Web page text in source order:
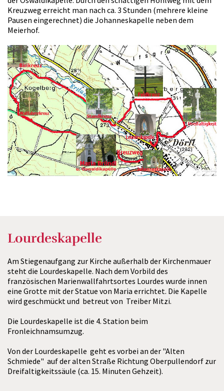
Kreuzweg erreicht man nach ca. 3 Stunden (mehrere kleine
Pausen eingerechnet) die Johanneskapelle neben dem
Meierhof.
Lourdeskapelle
Am Stiegenaufgang zur Kirche außerhalb der Kirchenmauer
steht die Lourdeskapelle. Nach dem Vorbild des
französischen Marienwallfahrtsortes Lourdes wurde innen
eine Grotte mit der Statue von Maria errichtet. Die Kapelle
wird geschmückt und betreut von Treiber Mitzi.
Die Lourdeskapelle ist die 4. Station beim
Fronleichnamsumzug.
Von der Lourdeskapelle geht es vorbei an der "Alten
Schmiede" auf der alten Straße Richtung Oberpullendorf zur
Dreifaltigkeitssäule (ca. 15. Minuten Gehzeit).